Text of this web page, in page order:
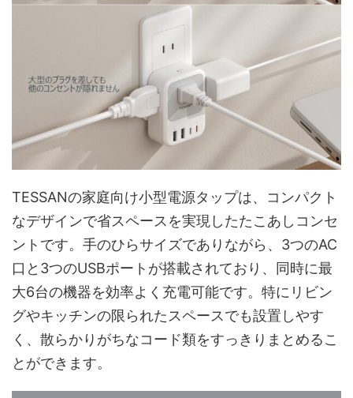
TESSANの家庭向け小型電源タップは、コンパクト
なデザインで省スペースを実現したたこあしコンセ
ントです。手のひらサイズでありながら、3つのAC
口と3つのUSBポートが搭載されており、同時に最
大6台の機器を効率よく充電可能です。特にリビン
グやキッチンの限られたスペースでも設置しやす
く、散らかりがちなコード類をすっきりまとめるこ
とができます。